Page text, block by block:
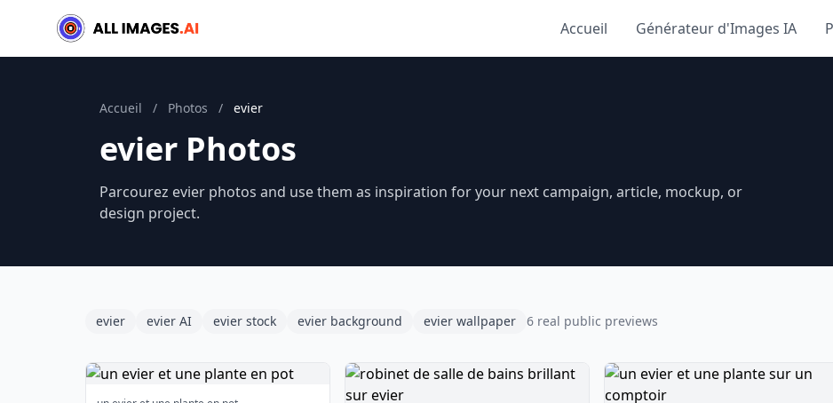
Accueil Générateur d'Images IA
Accueil / Photos / evier
evier Photos
Parcourez evier photos and use them as inspiration for your next campaign, article, mockup, or
design project.
evier evier AI evier stock evier background evier wallpaper 6 real public previews